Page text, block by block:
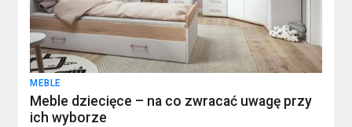
MEBLE
Meble dziecięce – na co zwracać uwagę przy
ich wyborze